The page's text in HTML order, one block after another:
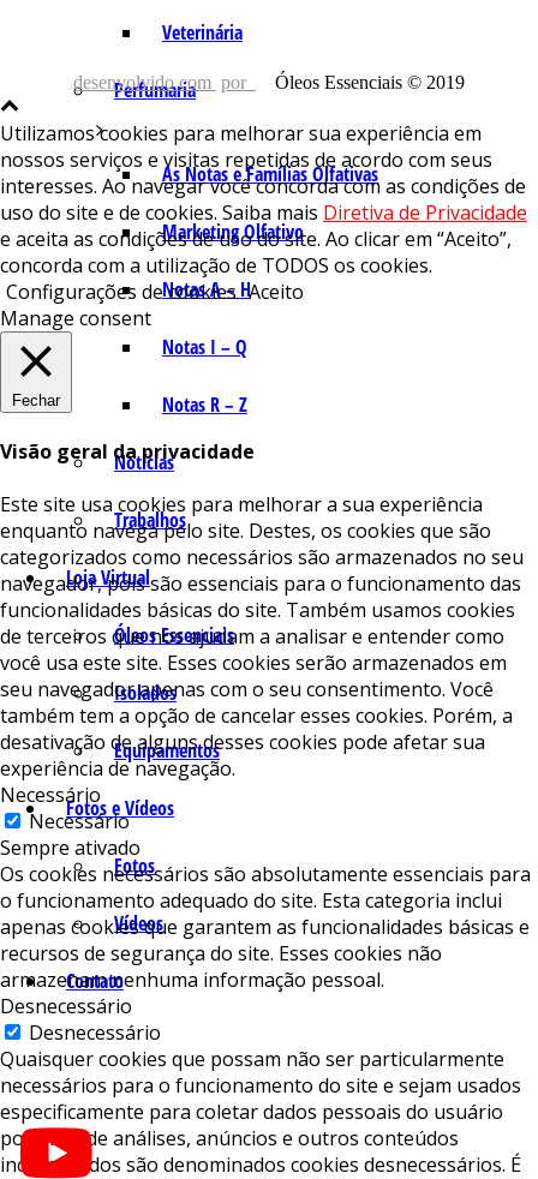
Veterinária
Perfumaria
As Notas e Famílias Olfativas
Marketing Olfativo
Notas A – H
Notas I – Q
Notas R – Z
Notícias
Trabalhos
Loja Virtual
Óleos Essenciais
Isolados
Equipamentos
Fotos e Vídeos
Fotos
Vídeos
Contato
desenvolvido com por Óleos Essenciais © 2019
Utilizamos cookies para melhorar sua experiência em
nossos serviços e visitas repetidas de acordo com seus
interesses. Ao navegar você concorda com as condições de
uso do site e de cookies. Saiba mais Diretiva de Privacidade
e aceita as condições de uso do site. Ao clicar em “Aceito”,
concorda com a utilização de TODOS os cookies.
Configurações de cookies Aceito
Manage consent
Fechar
Visão geral da privacidade
Este site usa cookies para melhorar a sua experiência
enquanto navega pelo site. Destes, os cookies que são
categorizados como necessários são armazenados no seu
navegador, pois são essenciais para o funcionamento das
funcionalidades básicas do site. Também usamos cookies
de terceiros que nos ajudam a analisar e entender como
você usa este site. Esses cookies serão armazenados em
seu navegador apenas com o seu consentimento. Você
também tem a opção de cancelar esses cookies. Porém, a
desativação de alguns desses cookies pode afetar sua
experiência de navegação.
Necessário
Necessário
Sempre ativado
Os cookies necessários são absolutamente essenciais para
o funcionamento adequado do site. Esta categoria inclui
apenas cookies que garantem as funcionalidades básicas e
recursos de segurança do site. Esses cookies não
armazenam nenhuma informação pessoal.
Desnecessário
Desnecessário
Quaisquer cookies que possam não ser particularmente
necessários para o funcionamento do site e sejam usados ​​
especificamente para coletar dados pessoais do usuário
por meio de análises, anúncios e outros conteúdos
incorporados são denominados cookies desnecessários. É